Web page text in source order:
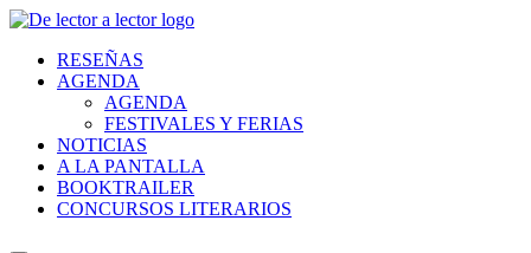
RESEÑAS
AGENDA
AGENDA
FESTIVALES Y FERIAS
NOTICIAS
A LA PANTALLA
BOOKTRAILER
CONCURSOS LITERARIOS